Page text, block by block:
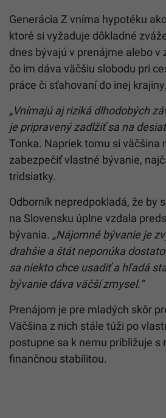
Generácia Z vníma hypotéku
ktoré si vyžaduje dôkladné
dnes bývajú v prenájme alebo v
čo im dáva väčšiu slobodu pri
práce či sťahovaní do inej krajiny.
„Vnímajú aj riziká dlhodobých
je pripravený zadlžiť sa na
Tonka. Napriek tomu si väčšina
zabezpečiť vlastné bývanie,
tridsiatky.
Odborník nepredpokladá, že by
na Slovensku úplne vzdala
bývania. „Nájomné bývanie je
drahšie a štát neponúka
sa niekto chce usadiť a hľadá
bývanie dáva väčší zmysel.“
Prenájom je pre mladých skôr
Väčšina z nich stále túži po
postupne sa k nemu približuje s
finančnou stabilitou.